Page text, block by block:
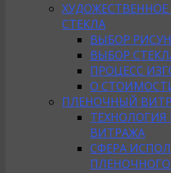
СТЕКЛА
ВЫБОР
ВЫБОР
ПРОЦЕСС
О
ПЛЕНОЧНЫЙ
ВИТРАЖА
СФЕРА